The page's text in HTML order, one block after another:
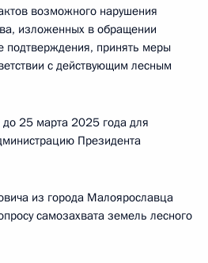
возможного нарушения
изложенных в обращении
подтверждения, принять меры
с действующим лесным
25 марта 2025 года для
Президента
из города Малоярославца
самозахвата земель лесного